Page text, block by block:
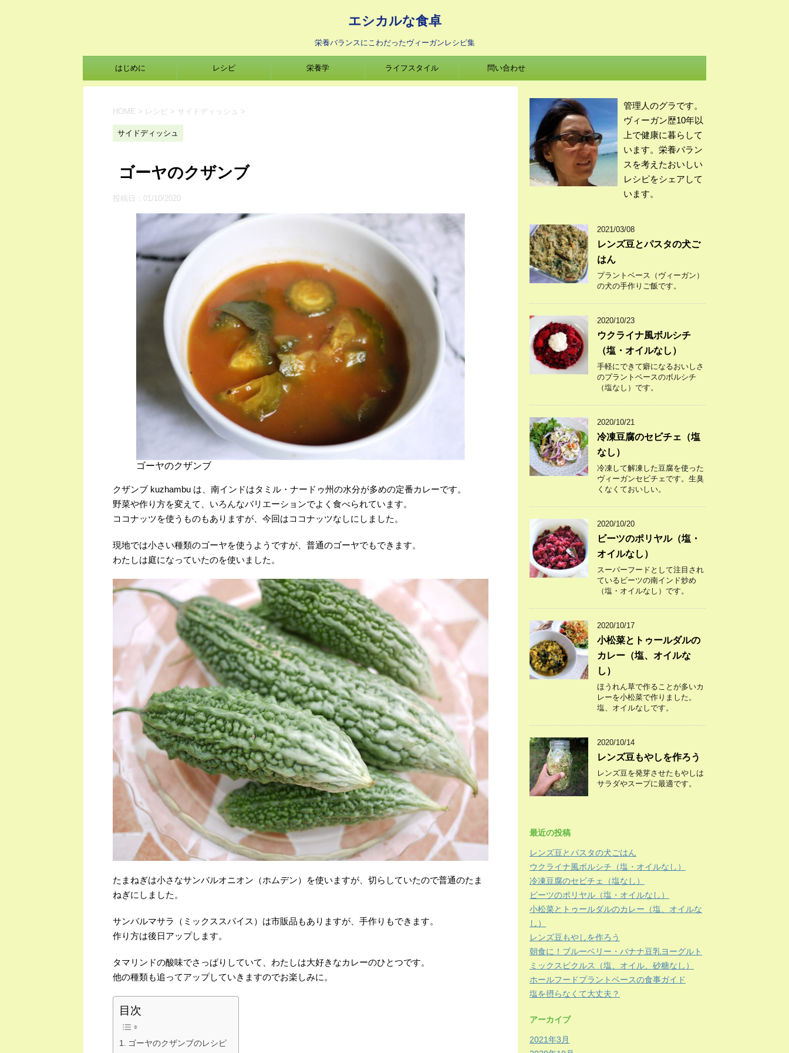
エシカルな食卓
栄養バランスにこわだったヴィーガンレシピ集
はじめに レシピ 栄養学 ライフスタイル 問い合わせ
HOME > レシピ > サイドディッシュ >
サイドディッシュ
ゴーヤのクザンブ
投稿日： 01/10/2020
ゴーヤのクザンブ
クザンブ kuzhambu は、南インドはタミル・ナードゥ州の水分が多めの定番カレーです。
野菜や作り方を変えて、いろんなバリエーションでよく食べられています。
ココナッツを使うものもありますが、今回はココナッツなしにしました。
現地では小さい種類のゴーヤを使うようですが、普通のゴーヤでもできます。
わたしは庭になっていたのを使いました。
たまねぎは小さなサンバルオニオン（ホムデン）を使いますが、切らしていたので普通のたま
ねぎにしました。
サンバルマサラ（ミックススパイス）は市販品もありますが、手作りもできます。
作り方は後日アップします。
タマリンドの酸味でさっぱりしていて、わたしは大好きなカレーのひとつです。
他の種類も追ってアップしていきますのでお楽しみに。
目次
ゴーヤのクザンブのレシピ
管理人のグラです。
ヴィーガン歴10年以
上で健康に暮らして
います。栄養バラン
スを考えたおいしい
レシピをシェアして
います。
2021/03/08
レンズ豆とパスタの犬ご
はん
プラントベース（ヴィーガン）
の犬の手作りご飯です。
2020/10/23
ウクライナ風ボルシチ
（塩・オイルなし）
手軽にできて癖になるおいしさ
のプラントベースのボルシチ
（塩なし）です。
2020/10/21
冷凍豆腐のセビチェ（塩
なし）
冷凍して解凍した豆腐を使った
ヴィーガンセビチェです。生臭
くなくておいしい。
2020/10/20
ビーツのポリヤル（塩・
オイルなし）
スーパーフードとして注目され
ているビーツの南インド炒め
（塩・オイルなし）です。
2020/10/17
小松菜とトゥールダルの
カレー（塩、オイルな
し）
ほうれん草で作ることが多いカ
レーを小松菜で作りました。
塩、オイルなしです。
2020/10/14
レンズ豆もやしを作ろう
レンズ豆を発芽させたもやしは
サラダやスープに最適です。
最近の投稿
レンズ豆とパスタの犬ごはん
ウクライナ風ボルシチ（塩・オイルなし）
冷凍豆腐のセビチェ（塩なし）
ビーツのポリヤル（塩・オイルなし）
小松菜とトゥールダルのカレー（塩、オイルな
し）
レンズ豆もやしを作ろう
朝食に！ブルーベリー・バナナ豆乳ヨーグルト
ミックスピクルス（塩、オイル、砂糖なし）
ホールフードプラントベースの食事ガイド
塩を摂らなくて大丈夫？
アーカイブ
2021年3月